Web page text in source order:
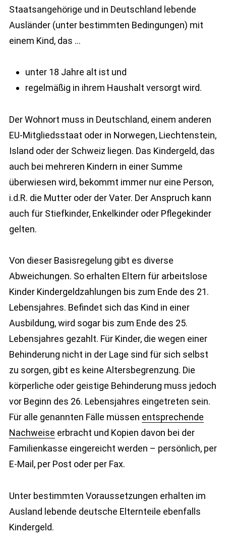
Staatsangehörige und in Deutschland lebende
Ausländer (unter bestimmten Bedingungen) mit
einem Kind, das …
unter 18 Jahre alt ist und
regelmäßig in ihrem Haushalt versorgt wird.
Der Wohnort muss in Deutschland, einem anderen
EU-Mitgliedsstaat oder in Norwegen, Liechtenstein,
Island oder der Schweiz liegen. Das Kindergeld, das
auch bei mehreren Kindern in einer Summe
überwiesen wird, bekommt immer nur eine Person,
i.d.R. die Mutter oder der Vater. Der Anspruch kann
auch für Stiefkinder, Enkelkinder oder Pflegekinder
gelten.
Von dieser Basisregelung gibt es diverse
Abweichungen. So erhalten Eltern für arbeitslose
Kinder Kindergeldzahlungen bis zum Ende des 21.
Lebensjahres. Befindet sich das Kind in einer
Ausbildung, wird sogar bis zum Ende des 25.
Lebensjahres gezahlt. Für Kinder, die wegen einer
Behinderung nicht in der Lage sind für sich selbst
zu sorgen, gibt es keine Altersbegrenzung. Die
körperliche oder geistige Behinderung muss jedoch
vor Beginn des 26. Lebensjahres eingetreten sein.
Für alle genannten Fälle müssen entsprechende
Nachweise erbracht und Kopien davon bei der
Familienkasse eingereicht werden – persönlich, per
E-Mail, per Post oder per Fax.
Unter bestimmten Voraussetzungen erhalten im
Ausland lebende deutsche Elternteile ebenfalls
Kindergeld.